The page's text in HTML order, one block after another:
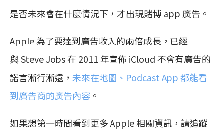
是否未來會在什麼情況下，才出現賭博 app 廣告。
Apple 為了要達到廣告收入的兩倍成長，已經
與 Steve Jobs 在 2011 年宣佈 iCloud 不會有廣告的
諾言漸行漸遠， 未來在地圖、Podcast App 都能看
到廣告商的廣告內容 。
如果想第一時間看到更多 Apple 相關資訊，請追蹤